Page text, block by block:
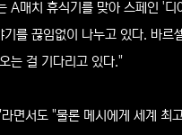
매치 휴식기를 맞아 스페인 '
를 끊임없이 나누고 있다. 바
는 걸 기다리고 있다."
면서도 "물론 메시에게 세계